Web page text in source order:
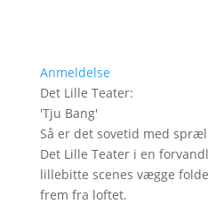
Anmeldelse
Det Lille Teater:
'Tju Bang'
Så er det sovetid med spræl
Det Lille Teater i en
lillebitte scenes vægge
frem fra loftet.